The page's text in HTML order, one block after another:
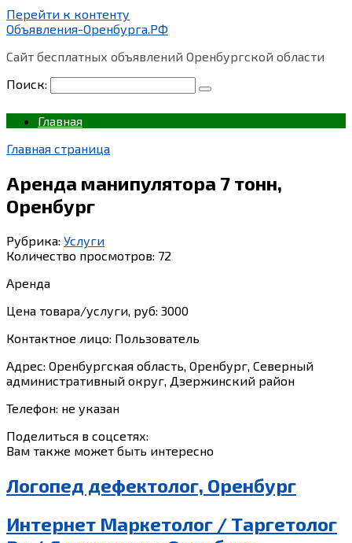
Перейти к контенту
Объявления-Оренбурга.РФ
Сайт бесплатных объявлений Оренбургской области
Поиск:
Главная
Главная страница
Аренда манипулятора 7 тонн,
Оренбург
Рубрика: Услуги
Количество просмотров: 72
Аренда
Цена товара/услуги, руб: 3000
Контактное лицо: Пользователь
Адрес: Оренбургская область, Оренбург, Северный
административный округ, Дзержинский район
Телефон: не указан
Поделиться в соцсетях:
Вам также может быть интересно
Логопед дефектолог, Оренбург
Интернет Маркетолог / Таргетолог